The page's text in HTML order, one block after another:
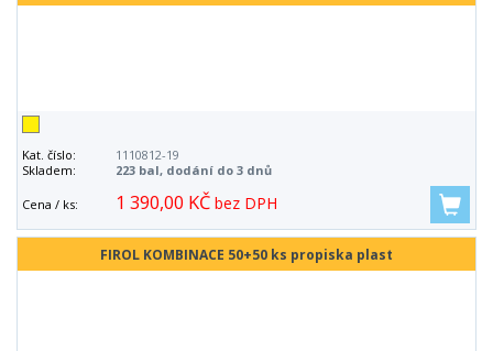
Kat. číslo:
1110812-19
Skladem:
223 bal, dodání do 3 dnů
Cena / ks: 1 390,00 KČ bez DPH
FIROL KOMBINACE 50+50 ks propiska plast